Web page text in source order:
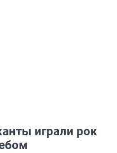
играли рок